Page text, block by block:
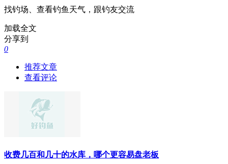
找钓场、查看钓鱼天气，跟钓友交流
加载全文
分享到
0
推荐文章
查看评论
收费几百和几十的水库，哪个更容易盘老板